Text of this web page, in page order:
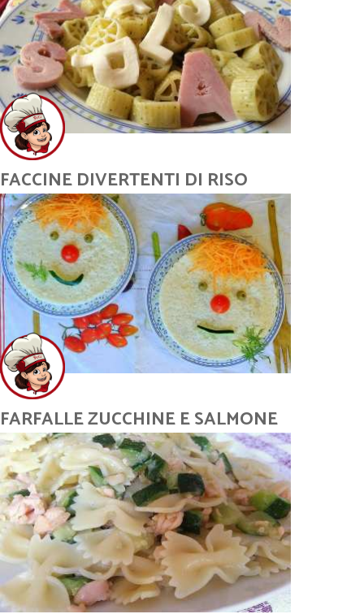
FACCINE DIVERTENTI DI RISO
FARFALLE ZUCCHINE E SALMONE